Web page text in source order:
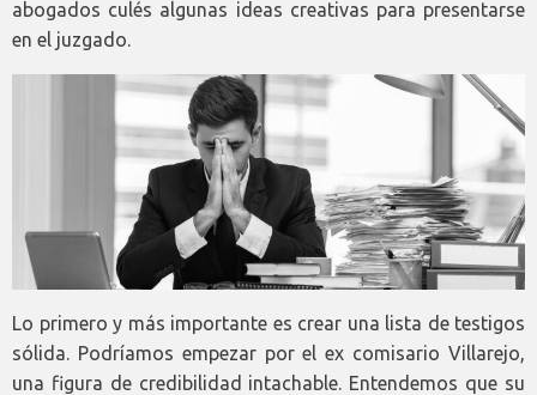
abogados culés algunas ideas creativas para presentarse
en el juzgado.
Lo primero y más importante es crear una lista de testigos
sólida. Podríamos empezar por el ex comisario Villarejo,
una figura de credibilidad intachable. Entendemos que su